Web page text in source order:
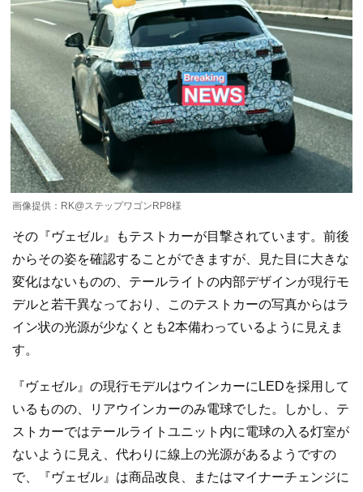
画像提供：RK@ステップワゴンRP8様
その『ヴェゼル』もテストカーが目撃されています。前後
からその姿を確認することができますが、見た目に大きな
変化はないものの、テールライトの内部デザインが現行モ
デルと若干異なっており、このテストカーの写真からはラ
イン状の光源が少なくとも2本備わっているように見えま
す。
『ヴェゼル』の現行モデルはウインカーにLEDを採用して
いるものの、リアウインカーのみ電球でした。しかし、テ
ストカーではテールライトユニット内に電球の入る灯室が
ないように見え、代わりに線上の光源があるようですの
で、『ヴェゼル』は商品改良、またはマイナーチェンジに